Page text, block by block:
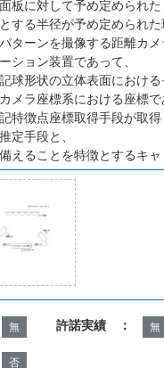
板に対して予め定められ
する半径が予め定められ
ターンを撮像する距離カ
ション装置であって、
球形状の立体表面におけ
メラ座標系における座標
特徴点座標取得手段が取
定手段と、
えることを特徴とするキャ
無 許諾実績 ： 無
否